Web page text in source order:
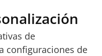
de
configuraciones de